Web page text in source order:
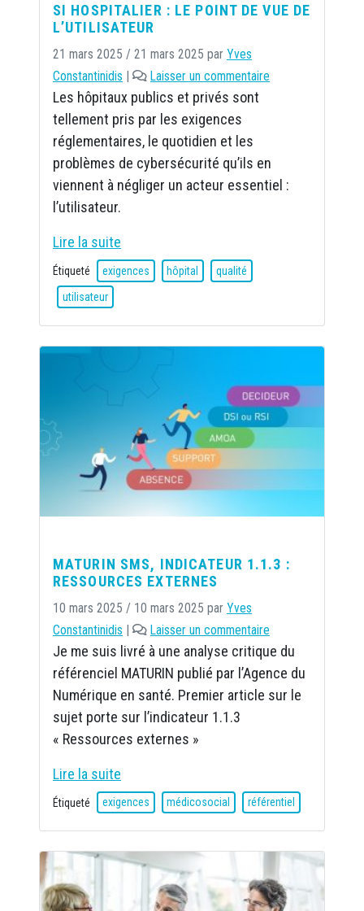
SI HOSPITALIER : LE POINT DE VUE DE
L’UTILISATEUR
21 mars 2025 / 21 mars 2025 par Yves
Constantinidis | Laisser un commentaire
Les hôpitaux publics et privés sont
tellement pris par les exigences
réglementaires, le quotidien et les
problèmes de cybersécurité qu’ils en
viennent à négliger un acteur essentiel :
l’utilisateur.
Lire la suite
Étiqueté exigences hôpital qualité
utilisateur
MATURIN SMS, INDICATEUR 1.1.3 :
RESSOURCES EXTERNES
10 mars 2025 / 10 mars 2025 par Yves
Constantinidis | Laisser un commentaire
Je me suis livré à une analyse critique du
référenciel MATURIN publié par l’Agence du
Numérique en santé. Premier article sur le
sujet porte sur l’indicateur 1.1.3
« Ressources externes »
Lire la suite
Étiqueté exigences médicosocial référentiel